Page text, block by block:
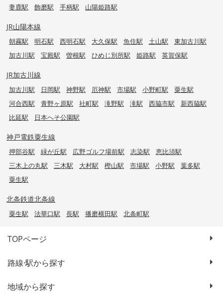
妻鹿駅
飾磨駅 手柄駅 山陽姫路駅
JR山陽本線
朝霧駅 明石駅 西明石駅 大久保駅 魚住駅 土山駅
東加古川駅
加古川駅
宝殿駅 曽根駅 ひめじ別所駅 姫路駅 英賀保駅
JR加古川線
加古川駅 日岡駅 神野駅 厄神駅 市場駅 小野町駅
粟生駅
河合西駅
青野ヶ原駅 社町駅 滝野駅 滝駅 西脇市駅
新西脇駅
比延駅
日本へそ公園駅
神戸電鉄粟生線
押部谷駅 緑が丘駅 広野ゴルフ場前駅 志染駅
恵比須駅
三木上の丸駅
三木駅 大村駅 樫山駅 市場駅 小野駅
葉多駅
粟生駅
北条鉄道北条線
粟生駅 法華口駅 長駅 播磨横田駅 北条町駅
TOPページ
路線·駅から探す
地域から探す